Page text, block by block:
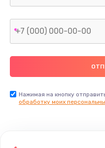
Нажимая на кнопку
обработку моих